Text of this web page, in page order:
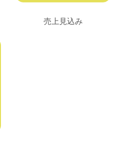
売上見込み